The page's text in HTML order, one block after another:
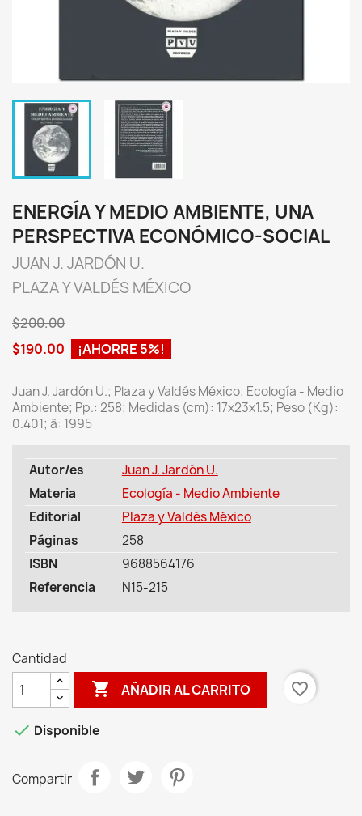
ENERGÍA Y MEDIO AMBIENTE, UNA
PERSPECTIVA ECONÓMICO-SOCIAL
JUAN J. JARDÓN U.
PLAZA Y VALDÉS MÉXICO
$200.00
$190.00
¡AHORRE 5%!
Juan J. Jardón U.; Plaza y Valdés México; Ecología - Medio
Ambiente; Pp.: 258; Medidas (cm): 17x23x1.5; Peso (Kg):
0.401; â: 1995
Autor/es
Juan J. Jardón U.
Materia
Ecología - Medio Ambiente
Editorial
Plaza y Valdés México
Páginas
258
ISBN
9688564176
Referencia
N15-215
Cantidad
 AÑADIR AL CARRITO favorite_border
 Disponible
Compartir